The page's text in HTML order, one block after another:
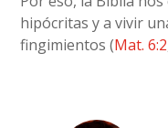
hipócritas y a vivir
fingimientos (Mat. 6:2